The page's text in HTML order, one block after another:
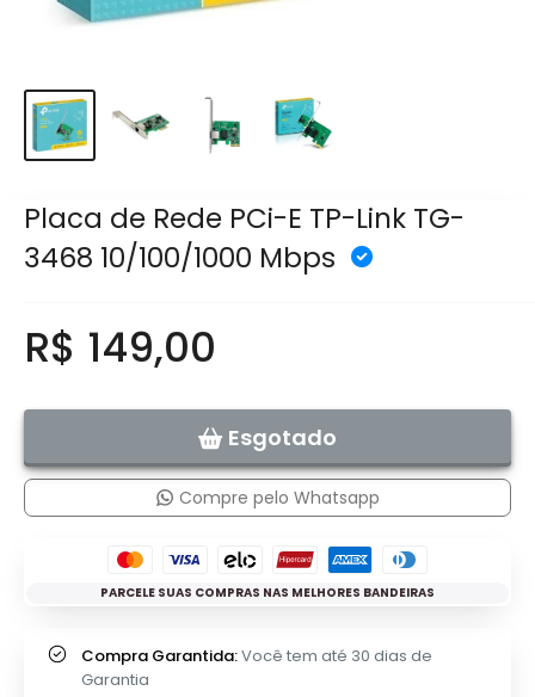
Placa de Rede PCi-E TP-Link TG-
3468 10/100/1000 Mbps
R$ 149,00
Esgotado
Compre pelo Whatsapp
PARCELE SUAS COMPRAS NAS MELHORES BANDEIRAS
Compra Garantida:Você tem até 30 dias de
Garantia